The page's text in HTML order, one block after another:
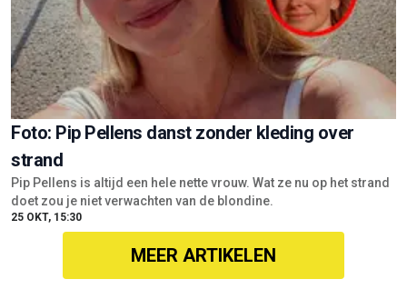
Foto: Pip Pellens danst zonder kleding over
strand
Pip Pellens is altijd een hele nette vrouw. Wat ze nu op het strand
doet zou je niet verwachten van de blondine.
25 OKT, 15:30
MEER ARTIKELEN